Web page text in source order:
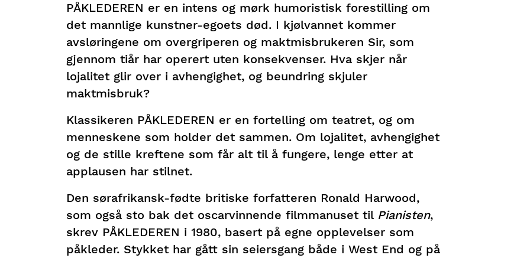
PÅKLEDEREN er en intens og mørk humoristisk forestilling om
det mannlige kunstner-egoets død. I kjølvannet kommer
avsløringene om overgriperen og maktmisbrukeren Sir, som
gjennom tiår har operert uten konsekvenser. Hva skjer når
lojalitet glir over i avhengighet, og beundring skjuler
maktmisbruk?
Klassikeren PÅKLEDEREN er en fortelling om teatret, og om
menneskene som holder det sammen. Om lojalitet, avhengighet
og de stille kreftene som får alt til å fungere, lenge etter at
applausen har stilnet.
Den sørafrikansk-fødte britiske forfatteren Ronald Harwood,
som også sto bak det oscarvinnende filmmanuset til Pianisten,
skrev PÅKLEDEREN i 1980, basert på egne opplevelser som
påkleder. Stykket har gått sin seiersgang både i West End og på